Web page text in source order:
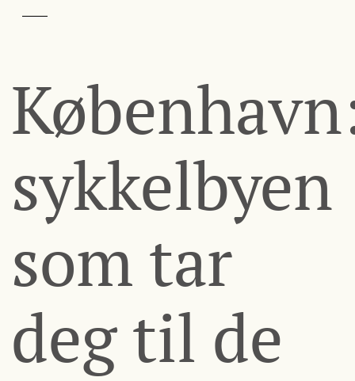
sykkelbyen
som tar
deg til de